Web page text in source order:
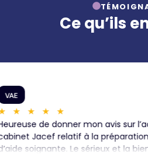
Ce qu’ils
★
J’ai été accompagnée
pour la Validation des
de suivre cette